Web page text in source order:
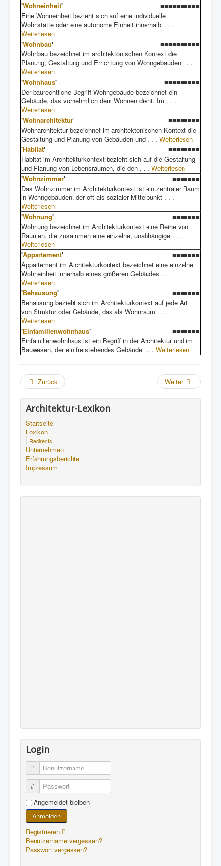
'Wohneinheit'
■■■■■■■■■■
Eine Wohneinheit bezieht sich auf eine individuelle
Wohnstätte oder eine autonome Einheit innerhalb . . .
Weiterlesen
'Wohnbau'
■■■■■■■■■■
Wohnbau bezeichnet im architektonischen Kontext die
Planung, Gestaltung und Errichtung von Wohngebäuden . . .
Weiterlesen
'Wohnhaus'
■■■■■■■■■
Der baurechtliche Begriff Wohngebäude bezeichnet ein
Gebäude, das vornehmlich dem Wohnen dient. Im . . .
Weiterlesen
'Wohnarchitektur'
■■■■■■■■
Wohnarchitektur bezeichnet im architektonischen Kontext die
Gestaltung und Planung von Gebäuden und . . . Weiterlesen
'Habitat'
■■■■■■■■
Habitat im Architekturkontext bezieht sich auf die Gestaltung
und Planung von Lebensräumen, die den . . . Weiterlesen
'Wohnzimmer'
■■■■■■■
Das Wohnzimmer im Architekturkontext ist ein zentraler Raum
in Wohngebäuden, der oft als sozialer Mittelpunkt . . .
Weiterlesen
'Wohnung'
■■■■■■■
Wohnung bezeichnet im Architekturkontext eine Reihe von
Räumen, die zusammen eine einzelne, unabhängige . . .
Weiterlesen
'Appartement'
■■■■■■■
Appartement im Architekturkontext bezeichnet eine einzelne
Wohneinheit innerhalb eines größeren Gebäudes . . .
Weiterlesen
'Behausung'
■■■■■■■
Behausung bezieht sich im Architekturkontext auf jede Art
von Struktur oder Gebäude, das als Wohnraum . . .
Weiterlesen
'Einfamilienwohnhaus'
■■■■■■■
Einfamilienwohnhaus ist ein Begriff in der Architektur und im
Bauwesen, der ein freistehendes Gebäude . . . Weiterlesen
Zurück Weiter
Architektur-Lexikon
Startseite
Lexikon
Redirects
Unternehmen
Erfahrungsberichte
Impressum
Login
Benutzername
Passwort
Angemeldet bleiben
Anmelden
Registrieren
Benutzername vergessen?
Passwort vergessen?